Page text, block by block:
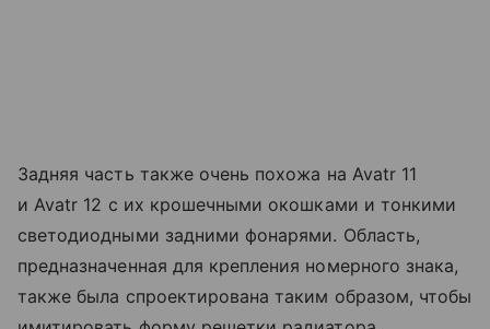
Задняя часть также очень похожа на Avatr 11
и Avatr 12 с их крошечными окошками и тонкими
светодиодными задними фонарями. Область,
предназначенная для крепления номерного знака,
также была спроектирована таким образом, чтобы